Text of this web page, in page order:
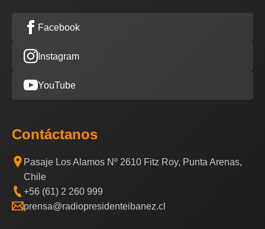
Facebook
Instagram
YouTube
Contáctanos
Pasaje Los Alamos Nº 2610 Fitz Roy, Punta Arenas,
Chile
+56 (61) 2 260 999
prensa@radiopresidenteibanez.cl